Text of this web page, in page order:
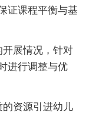
证课程平衡与基
展情况，针对
进行调整与优
资源引进幼儿